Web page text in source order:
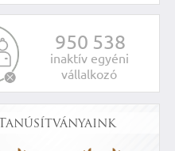
950 538
inaktív egyéni
vállalkozó
Tanúsítványaink